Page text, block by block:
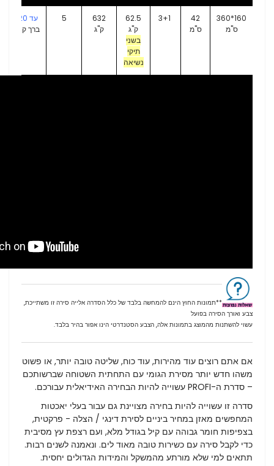
160*360
ס"מ
42
ס"מ
62.5
ק"ג
בשני
תיקי
נשיאה
632
ק"ג
5
עד 20 כ"ס
ברך קצרה
**תמונות החוץ הינם להמחשה בלבד של כלל הסדרה אלייה סירה זו משתייכת,
צבע ואורך הסירה בפועל
עשוי להשתנות מהמוצג בתמונות אלה, הצבע הסטנדרטי הינו אפור בהיר בלבד.
אם אתם רוצים עוד מהירות, עוד כוח, שליטה טובה יותר, או פשוט
משהו חדש יותר מסירת הגומי עם התחתית השטוחה שברשותכם
– סדרת ה-PROFI עשוייה להיות הבחירה האידיאלית עבורכם.
סדרה זו עשוייה להיות בחירה מצויינת גם עבור בעלי יאכטות
המחפשים מאזן במחיר ביניים לסירת דינגי / הצלה - פרקטית,
בצפיפות חומר גבוהה עם קיל בגודל מלא, ועם רצפת עץ מסיבית
כדי לקבל סירה עם כשירות טובה מאוד לים. ונאמנה לשנים רבות.
תתאים למי שלא מורתע מהמשקל והמידות הגדולים יחסית.